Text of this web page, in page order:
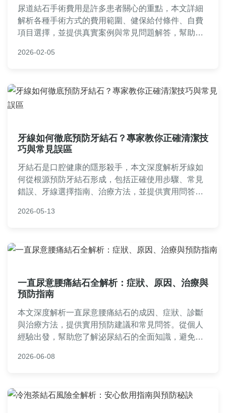
尿道結石手術費用是許多患者關心的重點，本文詳細
解析各種手術方式的費用範圍、健保給付條件、自費
項目選擇，並提供真實案例與常見問題解答，幫助您
決策。內容涵蓋醫院比較、費用影響因素及省錢技
2026-02-05
牙線如何徹底預防牙結石？專家教你正確清潔技
巧與常見誤區
牙結石是口腔健康的隱形殺手，本文深度解析牙線如
何從根源預防牙結石形成，包括正確使用步驟、常見
錯誤、牙線選擇指南、治療方法，並提供實用問答與
2026-05-13
一直尿意腰痛結石全解析：症狀、原因、治療與
預防指南
本文深度解析一直尿意腰痛結石的成因、症狀、診斷
與治療方法，提供實用預防建議和常見問答。從個人
經驗出發，幫助您了解泌尿結石的全面知識，避免誤
2026-06-08